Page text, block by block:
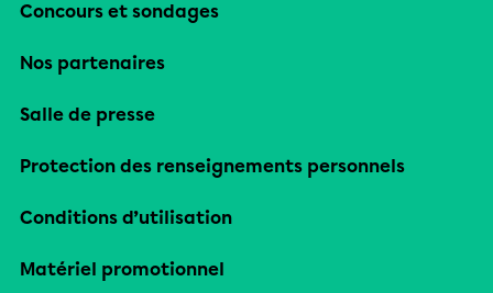
Concours et sondages
Nos partenaires
Salle de presse
Protection des renseignements personnels
Conditions d’utilisation
Matériel promotionnel